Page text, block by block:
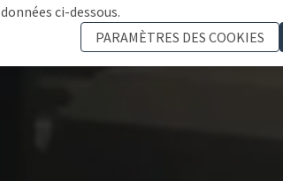
données ci-dessous.
PARAMÈTRES DES COOKIES